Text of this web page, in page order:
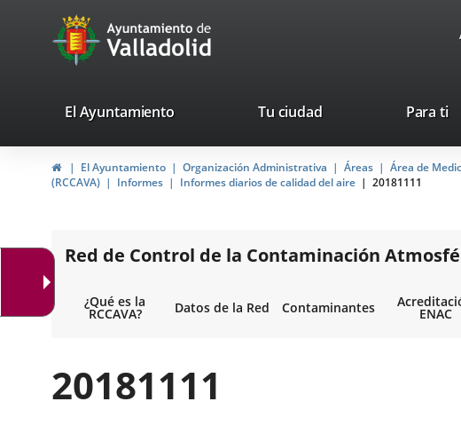
Portal
Web
Ayuntamiento
de
Valladolid
valladolid.es
El Ayuntamiento Tu ciudad Para ti
HomeEl Ayuntamiento Organización Administrativa Áreas Área de
(RCCAVA)
Informes Informes diarios de calidad del aire 20181111
Red de Control de la Contaminación
¿Qué es la
RCCAVA? Datos de la Red Contaminantes ENAC
20181111